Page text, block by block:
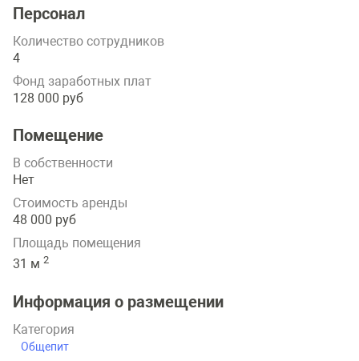
Персонал
Количество сотрудников
4
Фонд заработных плат
128 000 руб
Помещение
В собственности
Нет
Стоимость аренды
48 000 руб
Площадь помещения
31 м 2
Информация о размещении
Категория
Общепит